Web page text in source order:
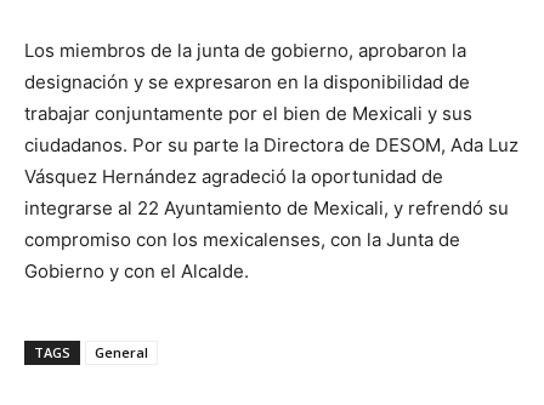
Los miembros de la junta de gobierno, aprobaron la
designación y se expresaron en la disponibilidad de
trabajar conjuntamente por el bien de Mexicali y sus
ciudadanos. Por su parte la Directora de DESOM, Ada Luz
Vásquez Hernández agradeció la oportunidad de
integrarse al 22 Ayuntamiento de Mexicali, y refrendó su
compromiso con los mexicalenses, con la Junta de
Gobierno y con el Alcalde.
TAGS General